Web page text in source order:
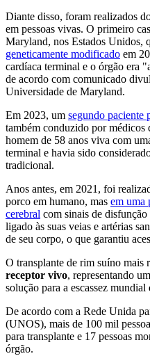
Diante disso, foram realizados
em pessoas vivas. O primeiro
Maryland, nos Estados Unidos,
geneticamente modificado em
cardíaca terminal e o órgão era
de acordo com comunicado
Universidade de Maryland.
Em 2023, um segundo paciente
também conduzido por
homem de 58 anos viva com
terminal e havia sido
tradicional.
Anos antes, em 2021, foi
porco em humano, mas em uma
cerebral com sinais de
ligado às suas veias e artérias
de seu corpo, o que garantiu
O transplante de rim suíno mais
receptor vivo, representando
solução para a escassez
De acordo com a Rede Unida
(UNOS), mais de 100 mil
para transplante e 17 pessoas
órgão.